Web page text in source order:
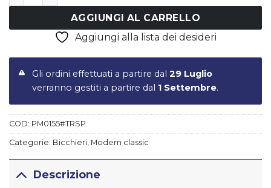
AGGIUNGI AL CARRELLO
Aggiungi alla lista dei desideri
Gli ordini effettuati a partire dal 29 Luglio
verranno gestiti a partire dal 1 Settembre.
COD: PM0155#TRSP
Categorie: Bicchieri Modern classic
Descrizione